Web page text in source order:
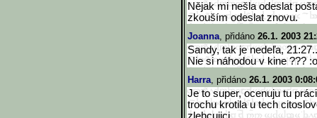
Nějak mi nešla odeslat
zkouším odeslat znovu.
Joanna, přidáno 26.1. 2003
Sandy, tak je nedeľa,
Nie si náhodou v kine ???
Harra, přidáno 26.1. 2003
Je to super, ocenuju tu
trochu krotila u tech